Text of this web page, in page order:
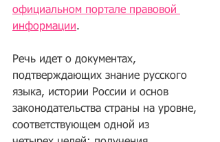
официальном портале правовой
информации.
Речь идет о документах,
подтверждающих знание русского
языка, истории России и основ
законодательства страны на уровне,
соответствующем одной из